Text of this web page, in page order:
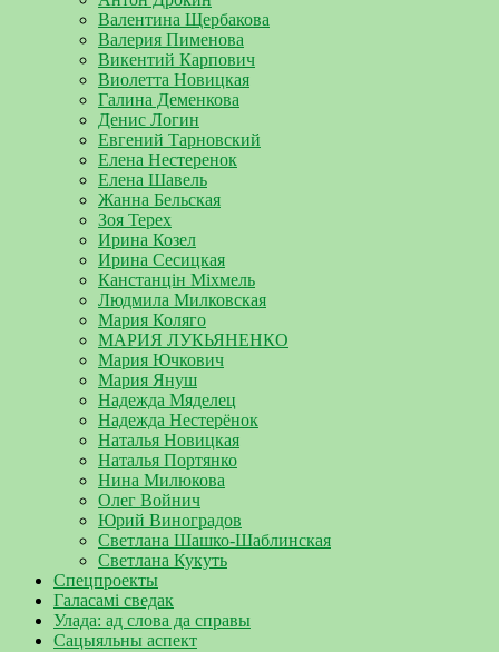
Валентина Щербакова
Валерия Пименова
Викентий Карпович
Виолетта Новицкая
Галина Деменкова
Денис Логин
Евгений Тарновский
Елена Нестеренок
Елена Шавель
Жанна Бельская
Зоя Терех
Ирина Козел
Ирина Сесицкая
Канстанцін Міхмель
Людмила Милковская
Мария Коляго
МАРИЯ ЛУКЬЯНЕНКО
Мария Ючкович
Мария Януш
Надежда Мяделец
Надежда Нестерёнок
Наталья Новицкая
Наталья Портянко
Нина Милюкова
Олег Войнич
Юрий Виноградов
Светлана Шашко-Шаблинская
Светлана Кукуть
Спецпроекты
Галасамі сведак
Улада: ад слова да справы
Сацыяльны аспект